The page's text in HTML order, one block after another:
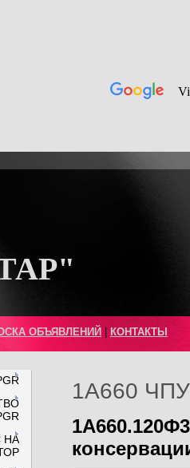
ОБЪЯВЛЕНИЙ КОНТАКТЫ
НА
1А660 ЧПУ